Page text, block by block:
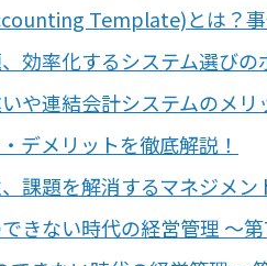
Template)とは？
効率化するシステム選びの
や連結会計システムのメリ
デメリットを徹底解説！
課題を解消するマネジメン
きない時代の経営管理 〜